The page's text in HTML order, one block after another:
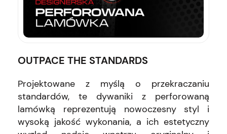
OUTPACE THE STANDARDS
Projektowane z myślą o przekraczaniu
standardów, te dywaniki z perforowaną
lamówką reprezentują nowoczesny styl i
wysoką jakość wykonania, a ich estetyczny